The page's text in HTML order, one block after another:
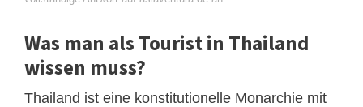
Was man als Tourist in Thailand
wissen muss?
Thailand ist eine konstitutionelle Monarchie mit